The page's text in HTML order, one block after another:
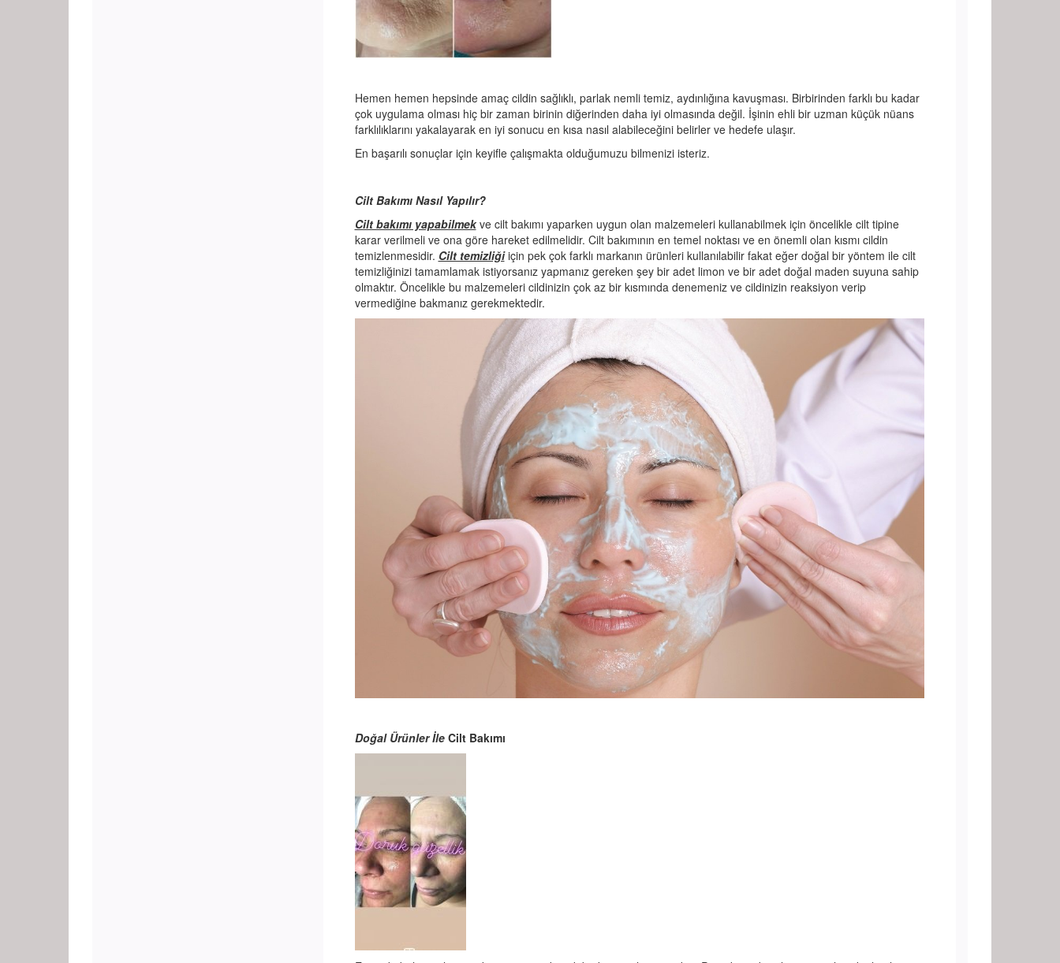
Hemen hemen hepsinde amaç cildin sağlıklı, parlak nemli temiz, aydınlığına kavuşması. Birbirinden farklı bu kadar
çok uygulama olması hiç bir zaman birinin diğerinden daha iyi olmasında değil. İşinin ehli bir uzman küçük nüans
farklılıklarını yakalayarak en iyi sonucu en kısa nasıl alabileceğini belirler ve hedefe ulaşır.
En başarılı sonuçlar için keyifle çalışmakta olduğumuzu bilmenizi isteriz.
Cilt Bakımı Nasıl Yapılır?
Cilt bakımı yapabilmekve cilt bakımı yaparken uygun olan malzemeleri kullanabilmek için öncelikle cilt tipine
karar verilmeli ve ona göre hareket edilmelidir. Cilt bakımının en temel noktası ve en önemli olan kısmı cildin
temizlenmesidir. Cilt temizliğiiçin pek çok farklı markanın ürünleri kullanılabilir fakat eğer doğal bir yöntem ile cilt
temizliğinizi tamamlamak istiyorsanız yapmanız gereken şey bir adet limon ve bir adet doğal maden suyuna sahip
olmaktır. Öncelikle bu malzemeleri cildinizin çok az bir kısmında denemeniz ve cildinizin reaksiyon verip
vermediğine bakmanız gerekmektedir.
Doğal Ürünler İle Cilt Bakımı